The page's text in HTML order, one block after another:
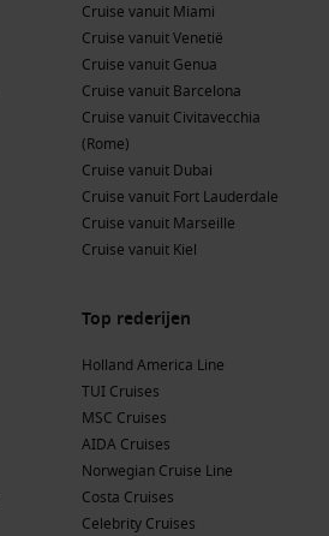
Cruise vanuit Miami
Cruise vanuit Venetië
Cruise vanuit Genua
Cruise vanuit Barcelona
Cruise vanuit Civitavecchia
(Rome)
Cruise vanuit Dubai
Cruise vanuit Fort Lauderdale
Cruise vanuit Marseille
Cruise vanuit Kiel
Top rederijen
Holland America Line
TUI Cruises
MSC Cruises
AIDA Cruises
Norwegian Cruise Line
Costa Cruises
Celebrity Cruises